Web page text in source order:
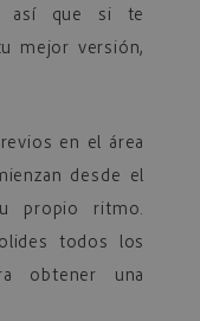
así que si te
mejor versión,
en el área
desde el
propio ritmo.
todos los
obtener una